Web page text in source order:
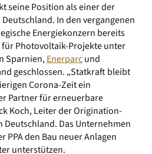
seine Position als einer der
In den vergangenen
Energiekonzern bereits
Photovoltaik-Projekte unter
Sparnien,Enerparcund
geschlossen. „Statkraft bleibt
Corona-Zeit ein
Partner für erneuerbare
Koch, Leiter der Origination-
Das Unternehmen
PPA den Bau neuer Anlagen
unterstützen.